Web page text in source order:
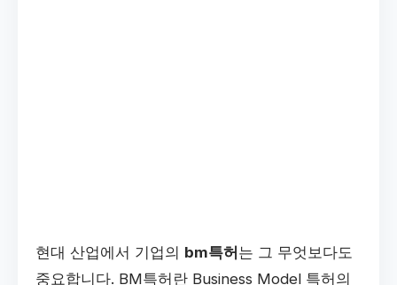
현대 산업에서 기업의 bm특허 는 그 무엇보다도
중요합니다. BM특허란 Business Model 특허의